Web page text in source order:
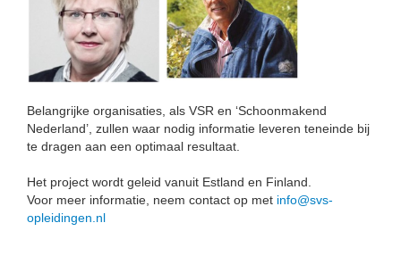
Belangrijke organisaties, als VSR en ‘Schoonmakend
Nederland’, zullen waar nodig informatie leveren teneinde bij
te dragen aan een optimaal resultaat.
Het project wordt geleid vanuit Estland en Finland.
Voor meer informatie, neem contact op met info@svs-
opleidingen.nl